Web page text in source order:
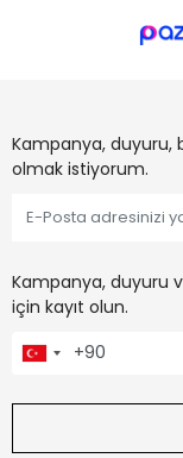
Kampanya, duyuru,
olmak istiyorum.
Kampanya, duyuru
için kayıt olun.